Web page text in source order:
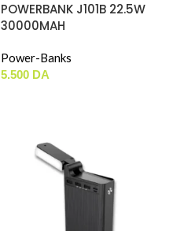
POWERBANK J101B 22.5W
30000MAH
Power-Banks
5.500 DA